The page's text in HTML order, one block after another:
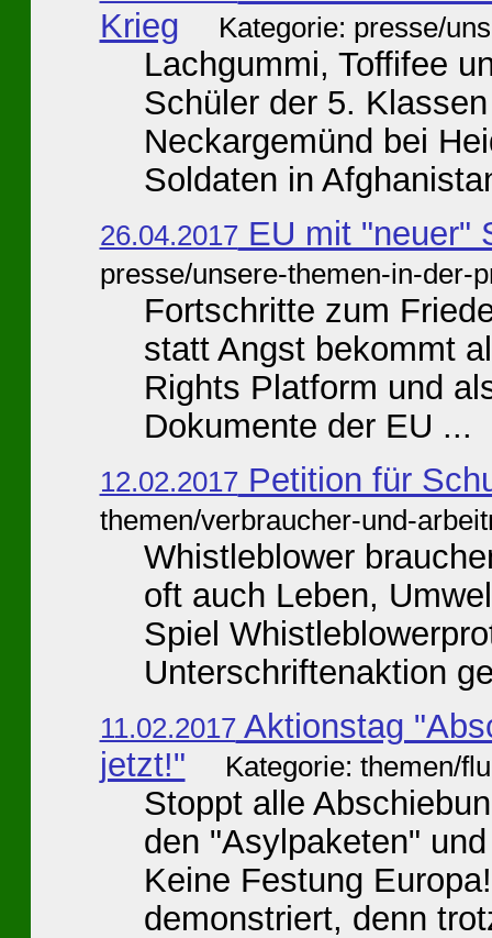
Krieg
Kategorie: presse/
Lachgummi, Toffifee
Schüler der 5.
Neckargemünd bei
Soldaten in
26.04.2017EU mit "neuer"
presse/unsere-themen-in-der-
Fortschritte zum
statt Angst bekommt
Rights Platform und
Dokumente der EU ...
12.02.2017Petition für
themen/verbraucher-und-
Whistleblower
oft auch Leben,
Spiel
Unterschriftenaktion
11.02.2017Aktionstag
jetzt!"
Kategorie: themen/
Stoppt alle
den "Asylpaketen"
Keine Festung
demonstriert, denn